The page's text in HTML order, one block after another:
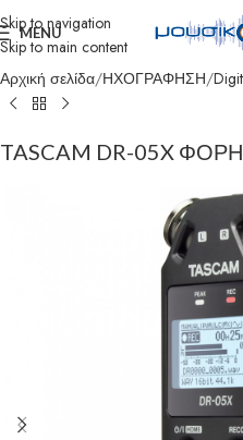
Skip to navigation
Skip to main content
MENU
Αρχική σελίδα ΗΧΟΓΡΑΦΗΣΗ
TASCAM DR-05X